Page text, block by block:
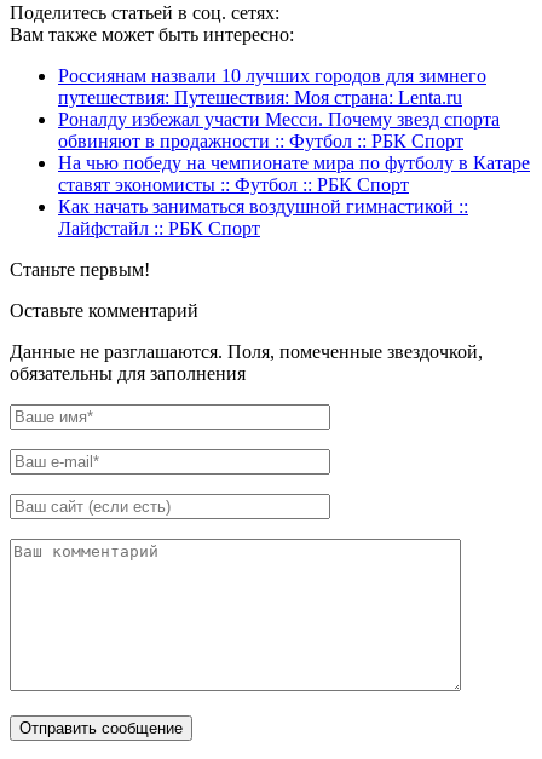
Поделитесь статьей в соц. сетях:
Вам также может быть интересно:
Россиянам назвали 10 лучших городов для зимнего
путешествия: Путешествия: Моя страна: Lenta.ru
Роналду избежал участи Месси. Почему звезд спорта
обвиняют в продажности :: Футбол :: РБК Спорт
На чью победу на чемпионате мира по футболу в Катаре
ставят экономисты :: Футбол :: РБК Спорт
Как начать заниматься воздушной гимнастикой ::
Лайфстайл :: РБК Спорт
Станьте первым!
Оставьте комментарий
Данные не разглашаются. Поля, помеченные звездочкой,
обязательны для заполнения